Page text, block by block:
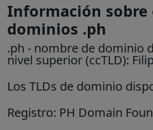
Información sobre
dominios .ph
.ph - nombre de dominio
nivel superior (ccTLD):
Los TLDs de dominio
Registro: PH Domain